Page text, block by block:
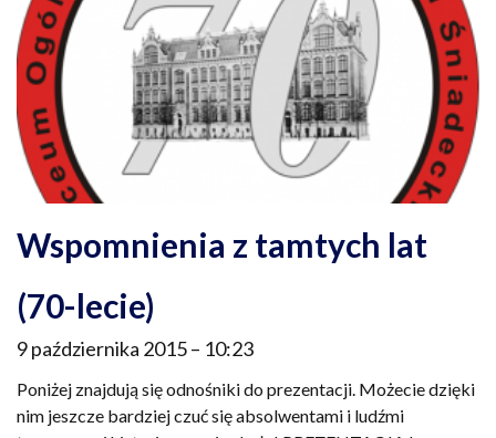
Wspomnienia z tamtych lat
(70-lecie)
9 października 2015 10:23
Poniżej znajdują się odnośniki do prezentacji. Możecie dzięki
nim jeszcze bardziej czuć się absolwentami i ludźmi